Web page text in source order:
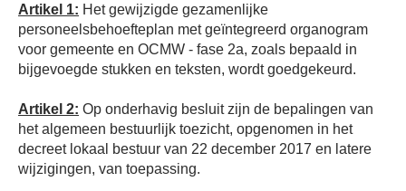
Artikel 1: Het gewijzigde gezamenlijke
personeelsbehoefteplan met geïntegreerd organogram
voor gemeente en OCMW - fase 2a, zoals bepaald in
bijgevoegde stukken en teksten, wordt goedgekeurd.
Artikel 2: Op onderhavig besluit zijn de bepalingen van
het algemeen bestuurlijk toezicht, opgenomen in het
decreet lokaal bestuur van 22 december 2017 en latere
wijzigingen, van toepassing.